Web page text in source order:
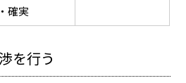
確実
を行う